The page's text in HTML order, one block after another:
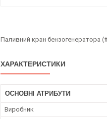
Паливний кран бензогенератора
ХАРАКТЕРИСТИКИ
ОСНОВНІ АТРИБУТИ
Виробник